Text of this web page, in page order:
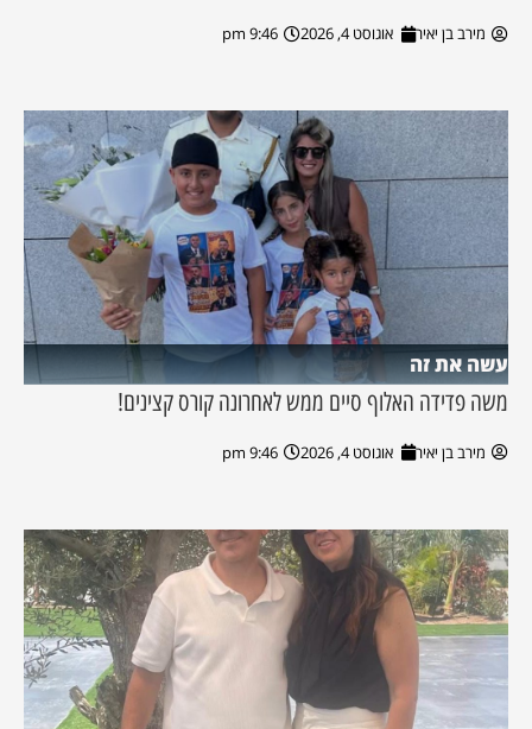
מירב בן יאיר אוגוסט 4, 2026 9:46 pm
עשה את זה
משה פדידה האלוף סיים ממש לאחרונה קורס קצינים!
מירב בן יאיר אוגוסט 4, 2026 9:46 pm